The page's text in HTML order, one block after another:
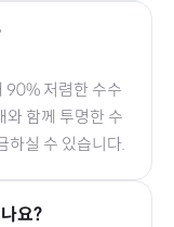
90% 저렴한 수수
함께 투명한 수
하실 수 있습니다.
요?